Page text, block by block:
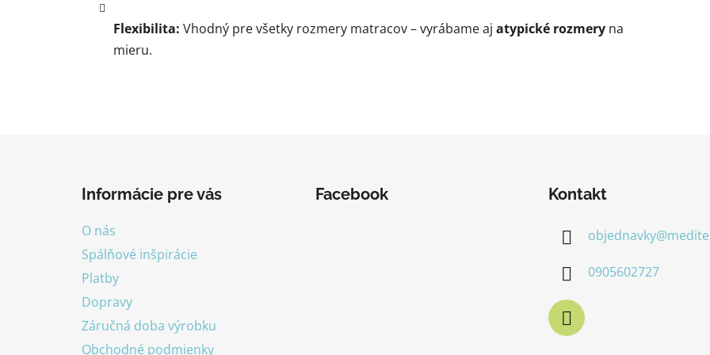
Flexibilita: Vhodný pre všetky rozmery matracov – vyrábame aj atypické rozmery na
mieru.
Informácie pre vás
O nás
Spálňové inšpirácie
Platby
Dopravy
Záručná doba výrobku
Obchodné podmienky
Facebook Kontakt
objednavky@
0905602727